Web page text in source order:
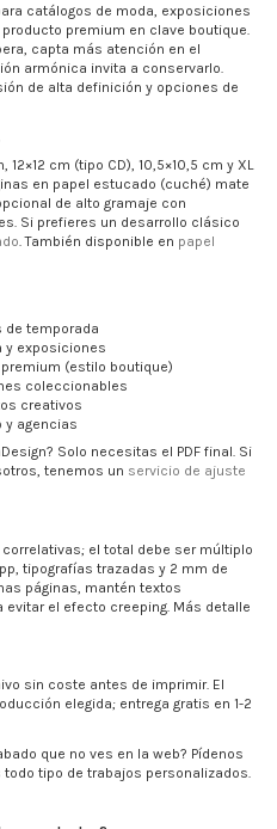
catálogos de moda, exposiciones
premium en clave boutique.
capta más atención en el
armónica invita a conservarlo.
de alta definición y opciones de
12×12 cm (tipo CD), 10,5×10,5 cm y XL
en papel estucado (cuché) mate
de alto gramaje con
Si prefieres un desarrollo clásico
. También disponible en papel
de temporada
y exposiciones
(estilo boutique)
coleccionables
creativos
y agencias
Solo necesitas el PDF final. Si
tenemos un servicio de ajuste
el total debe ser múltiplo
tipografías trazadas y 2 mm de
páginas, mantén textos
el efecto creeping. Más detalle
sin coste antes de imprimir. El
elegida; entrega gratis en 1-2
que no ves en la web? Pídenos
todo tipo de trabajos personalizados.